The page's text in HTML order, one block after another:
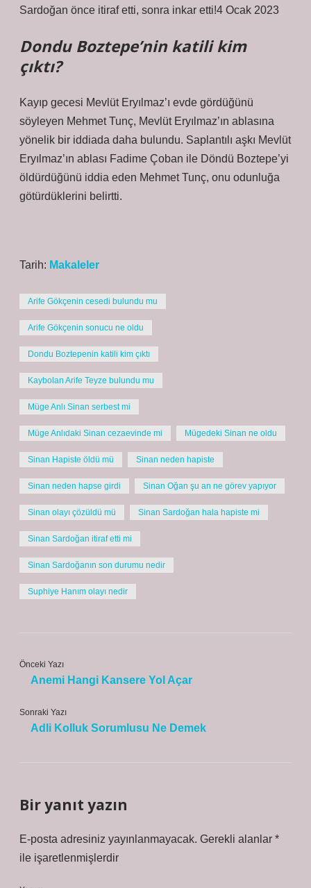
Sardoğan önce itiraf etti, sonra inkar etti!4 Ocak 2023
Dondu Boztepe’nin katili kim
çıktı?
Kayıp gecesi Mevlüt Eryılmaz’ı evde gördüğünü
söyleyen Mehmet Tunç, Mevlüt Eryılmaz’ın ablasına
yönelik bir iddiada daha bulundu. Saplantılı aşkı Mevlüt
Eryılmaz’ın ablası Fadime Çoban ile Döndü Boztepe’yi
öldürdüğünü iddia eden Mehmet Tunç, onu odunluğa
götürdüklerini belirtti.
Tarih: Makaleler
Arife Gökçenin cesedi bulundu mu
Arife Gökçenin sonucu ne oldu
Dondu Boztepenin katili kim çıktı
Kaybolan Arife Teyze bulundu mu
Müge Anlı Sinan serbest mi
Müge Anlıdaki Sinan cezaevinde mi Mügedeki Sinan ne oldu
Sinan Hapiste öldü mü Sinan neden hapiste
Sinan neden hapse girdi Sinan Oğan şu an ne görev yapıyor
Sinan olayı çözüldü mü Sinan Sardoğan hala hapiste mi
Sinan Sardoğan itiraf etti mi
Sinan Sardoğanın son durumu nedir
Suphiye Hanım olayı nedir
Önceki Yazı
Anemi Hangi Kansere Yol Açar
Sonraki Yazı
Adli Kolluk Sorumlusu Ne Demek
Bir yanıt yazın
E-posta adresiniz yayınlanmayacak. Gerekli alanlar *
ile işaretlenmişlerdir